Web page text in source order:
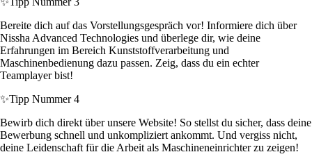
Bereite dich auf das Vorstellungsgespräch vor! Informiere dich über
Nissha Advanced Technologies und überlege dir, wie deine
Erfahrungen im Bereich Kunststoffverarbeitung und
Maschinenbedienung dazu passen. Zeig, dass du ein echter
Teamplayer bist!
✨Tipp Nummer 4
Bewirb dich direkt über unsere Website! So stellst du sicher, dass deine
Bewerbung schnell und unkompliziert ankommt. Und vergiss nicht,
deine Leidenschaft für die Arbeit als Maschineneinrichter zu zeigen!